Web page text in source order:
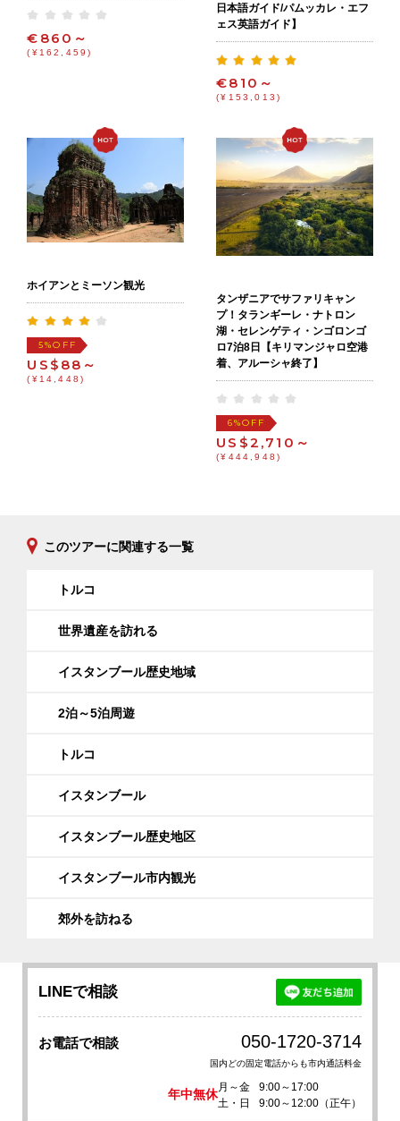
€860～
(¥162,459)
日本語ガイド/パムッカレ・エフ
ェス英語ガイド】
€810～
(¥153,013)
ホイアンとミーソン観光
5%OFF
US$88～
(¥14,448)
タンザニアでサファリキャン
プ！タランギーレ・ナトロン
湖・セレンゲティ・ンゴロンゴ
ロ7泊8日【キリマンジャロ空港
着、アルーシャ終了】
6%OFF
US$2,710～
(¥444,948)
このツアーに関連する一覧
トルコ
世界遺産を訪れる
イスタンブール歴史地域
2泊～5泊周遊
トルコ
イスタンブール
イスタンブール歴史地区
イスタンブール市内観光
郊外を訪ねる
LINEで相談
お電話で相談 050-1720-3714
国内どの固定電話からも市内通話料金
年中無休
月～金
9:00～17:00
土・日
9:00～12:00（正午）